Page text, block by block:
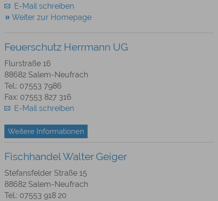
E-Mail schreiben
Weiter zur Homepage
Feuerschutz Herrmann UG
Flurstraße 16
88682 Salem-Neufrach
Tel.: 07553 7986
Fax: 07553 827 316
E-Mail schreiben
Weitere Informationen
Fischhandel Walter Geiger
Stefansfelder Straße 15
88682 Salem-Neufrach
Tel.: 07553 918 20